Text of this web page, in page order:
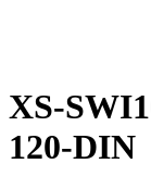
XS-
120-DIN